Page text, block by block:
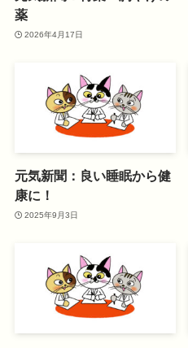
薬
2026年4月17日
元気新聞：良い睡眠から健
康に！
2025年9月3日